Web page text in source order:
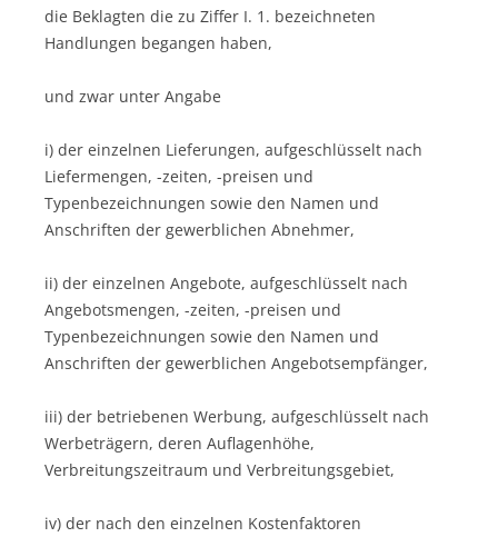
die Beklagten die zu Ziffer I. 1. bezeichneten
Handlungen begangen haben,
und zwar unter Angabe
i) der einzelnen Lieferungen, aufgeschlüsselt nach
Liefermengen, -zeiten, -preisen und
Typenbezeichnungen sowie den Namen und
Anschriften der gewerblichen Abnehmer,
ii) der einzelnen Angebote, aufgeschlüsselt nach
Angebotsmengen, -zeiten, -preisen und
Typenbezeichnungen sowie den Namen und
Anschriften der gewerblichen Angebotsempfänger,
iii) der betriebenen Werbung, aufgeschlüsselt nach
Werbeträgern, deren Auflagenhöhe,
Verbreitungszeitraum und Verbreitungsgebiet,
iv) der nach den einzelnen Kostenfaktoren